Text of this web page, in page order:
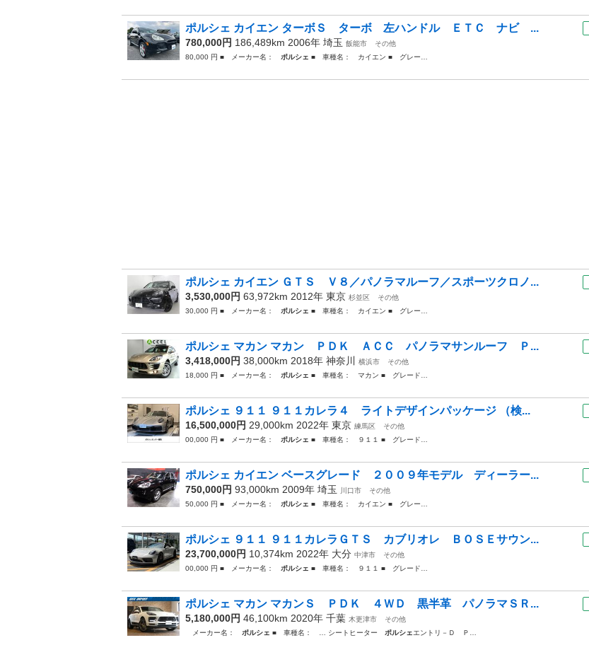
ポルシェ カイエン ターボＳ ターボ 左ハンドル ＥＴＣ ナビ ...
780,000円 186,489km 2006年 埼玉 飯能市
その他
80,000 円 ■ メーカー名： ポルシェ ■ 車種名： カイエン ■ グレー…
ポルシェ カイエン ＧＴＳ Ｖ８／パノラマルーフ／スポーツクロノ...
3,530,000円 63,972km 2012年 東京 杉並区
その他
30,000 円 ■ メーカー名： ポルシェ ■ 車種名： カイエン ■ グレー…
ポルシェ マカン マカン ＰＤＫ ＡＣＣ パノラマサンルーフ Ｐ...
3,418,000円 38,000km 2018年 神奈川 横浜市
その他
18,000 円 ■ メーカー名： ポルシェ ■ 車種名： マカン ■ グレード…
ポルシェ ９１１ ９１１カレラ４ ライトデザインパッケージ （検...
16,500,000円 29,000km 2022年 東京 練馬区
その他
00,000 円 ■ メーカー名： ポルシェ ■ 車種名： ９１１ ■ グレード…
ポルシェ カイエン ベースグレード ２００９年モデル ディーラー...
750,000円 93,000km 2009年 埼玉 川口市
その他
50,000 円 ■ メーカー名： ポルシェ ■ 車種名： カイエン ■ グレー…
ポルシェ ９１１ ９１１カレラＧＴＳ カブリオレ ＢＯＳＥサウン...
23,700,000円 10,374km 2022年 大分 中津市
その他
00,000 円 ■ メーカー名： ポルシェ ■ 車種名： ９１１ ■ グレード…
ポルシェ マカン マカンＳ ＰＤＫ ４ＷＤ 黒半革 パノラマＳＲ...
5,180,000円 46,100km 2020年 千葉 木更津市
その他
メーカー名： ポルシェ ■ 車種名： … シートヒーター ポルシェエントリ－Ｄ Ｐ…